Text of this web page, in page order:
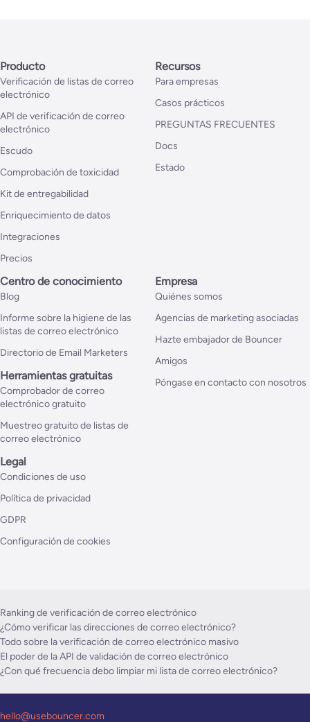
Producto
Verificación de listas de correo
electrónico
API de verificación de correo
electrónico
Escudo
Comprobación de toxicidad
Kit de entregabilidad
Enriquecimiento de datos
Integraciones
Precios
Recursos
Para empresas
Casos prácticos
PREGUNTAS FRECUENTES
Docs
Estado
Centro de conocimiento
Blog
Informe sobre la higiene de las
listas de correo electrónico
Directorio de Email Marketers
Herramientas gratuitas
Comprobador de correo
electrónico gratuito
Muestreo gratuito de listas de
correo electrónico
Empresa
Quiénes somos
Agencias de marketing asociadas
Hazte embajador de Bouncer
Amigos
Póngase en contacto con nosotros
Legal
Condiciones de uso
Política de privacidad
GDPR
Configuración de cookies
Ranking de verificación de correo electrónico
¿Cómo verificar las direcciones de correo electrónico?
Todo sobre la verificación de correo electrónico masivo
El poder de la API de validación de correo electrónico
¿Con qué frecuencia debo limpiar mi lista de correo electrónico?
hello@usebouncer.com